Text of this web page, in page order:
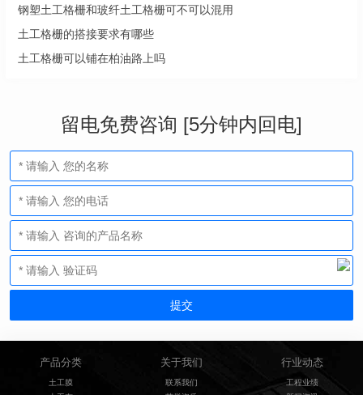
钢塑土工格栅和玻纤土工格栅可不可以混用
土工格栅的搭接要求有哪些
土工格栅可以铺在柏油路上吗
留电免费咨询 [5分钟内回电]
产品分类
土工膜
关于我们
联系我们
行业动态
工程业绩